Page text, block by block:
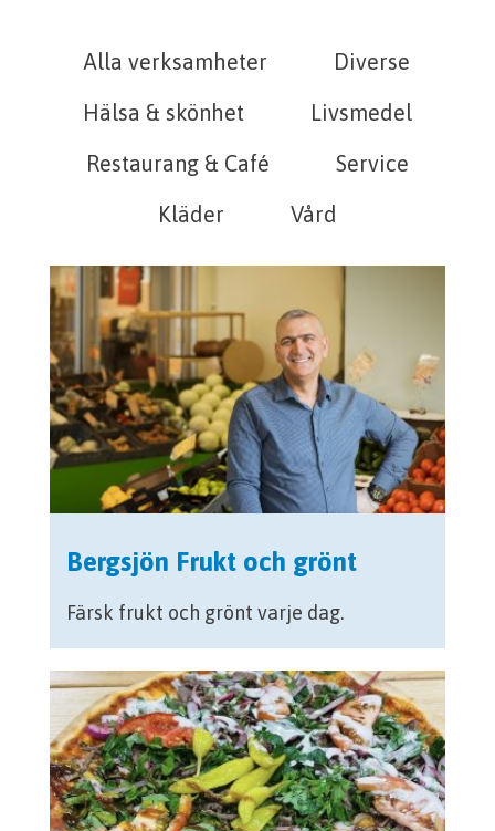
Alla verksamheter
Diverse
Hälsa & skönhet
Livsmedel
Restaurang & Café
Service
Kläder
Vård
Bergsjön Frukt och grönt
Färsk frukt och grönt varje dag.